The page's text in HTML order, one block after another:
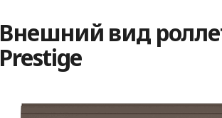
Внешний вид
Prestige